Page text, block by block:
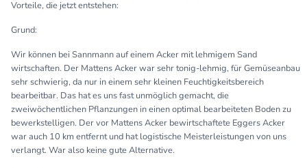
Vorteile, die jetzt entstehen:
Grund:
Wir können bei Sannmann auf einem Acker mit lehmigem Sand
wirtschaften. Der Mattens Acker war sehr tonig-lehmig, für Gemüseanbau
sehr schwierig, da nur in einem sehr kleinen Feuchtigkeitsbereich
bearbeitbar. Das hat es uns fast unmöglich gemacht, die
zweiwöchentlichen Pflanzungen in einen optimal bearbeiteten Boden zu
bewerkstelligen. Der vor Mattens Acker bewirtschaftete Eggers Acker
war auch 10 km entfernt und hat logistische Meisterleistungen von uns
verlangt. War also keine gute Alternative.